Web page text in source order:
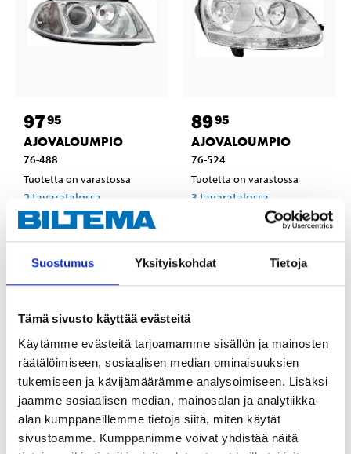
Suostumus Yksityiskohdat Tietoja
Tämä sivusto käyttää evästeitä
Käytämme evästeitä tarjoamamme sisällön ja mainosten
räätälöimiseen, sosiaalisen median ominaisuuksien
tukemiseen ja kävijämäärämme analysoimiseen. Lisäksi
jaamme sosiaalisen median, mainosalan ja analytiikka-
alan kumppaneillemme tietoja siitä, miten käytät
sivustoamme. Kumppanimme voivat yhdistää näitä
9795
AJOVALOUMPIO
76-488
Tuotetta on varastossa
2 tavaratalossa
Tilapäisesti loppu
verkkokaupasta
8995
AJOVALOUMPIO
76-524
Tuotetta on varastossa
3 tavaratalossa
Tilapäisesti loppu